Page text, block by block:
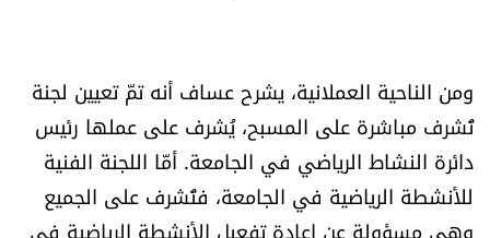
للتواصل معنا
شروط الاستخدام
شروط الإشتراك
ومن الناحية العملانية، يشرح عساف أنه تمّ تعيين لجنة
تُشرف مباشرة على المسبح، يُشرف على عملها رئيس
دائرة النشاط الرياضي في الجامعة. أمّا اللجنة الفنية
للأنشطة الرياضية في الجامعة، فتُشرف على الجميع